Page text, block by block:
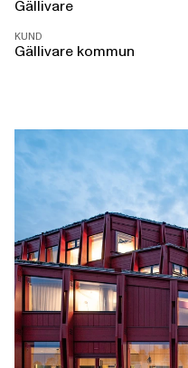
Gällivare
KUND
Gällivare kommun